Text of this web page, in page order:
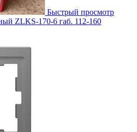
Быстрый просмотр
ZLKS-170-6 габ. 112-160